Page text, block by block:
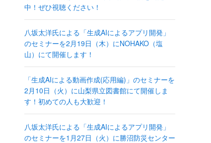
中！ぜひ視聴ください！
八坂太洋氏による「生成AIによるアプリ開発」
のセミナーを2月19日（木）にNOHAKO（塩
山）にて開催します！
「生成AIによる動画作成(応用編)」のセミナーを
2月10日（火）に山梨県立図書館にて開催しま
す！初めての人も大歓迎！
八坂太洋氏による「生成AIによるアプリ開発」
のセミナーを1月27日（火）に勝沼防災センター